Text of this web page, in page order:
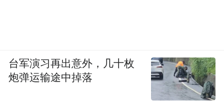
台军演习再出意外，几十枚
炮弹运输途中掉落